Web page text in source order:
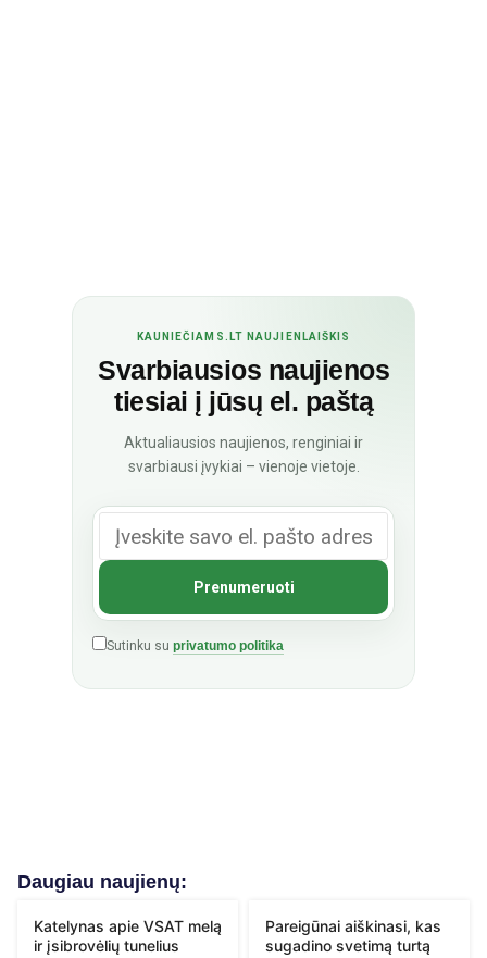
KAUNIEČIAMS.LT NAUJIENLAIŠKIS
Svarbiausios naujienos
tiesiai į jūsų el. paštą
Aktualiausios naujienos, renginiai ir
svarbiausi įvykiai – vienoje vietoje.
Sutinku su privatumo politika
Daugiau naujienų:
Katelynas apie VSAT melą
ir įsibrovėlių tunelius
Pareigūnai aiškinasi, kas
sugadino svetimą turtą